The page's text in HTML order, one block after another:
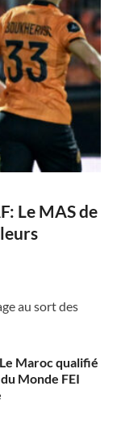
Le MAS de
au sort des
Maroc qualifié
Monde FEI